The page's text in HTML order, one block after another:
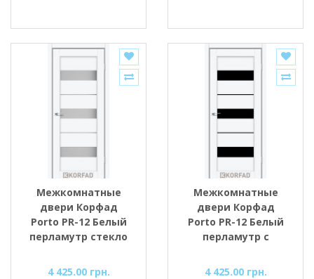
Межкомнатные
двери Корфад
Porto PR-12 Белый
перламутр стекло
4 425.00 грн.
Межкомнатные
двери Корфад
Porto PR-12 Белый
перламутр с
4 425.00 грн.